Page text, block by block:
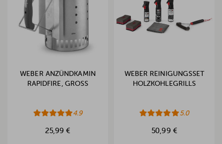
WEBER ANZÜNDKAMIN
RAPIDFIRE, GROSS
4.9
25,99 €
WEBER REINIGUNGSSET
HOLZKOHLEGRILLS
5.0
50,99 €